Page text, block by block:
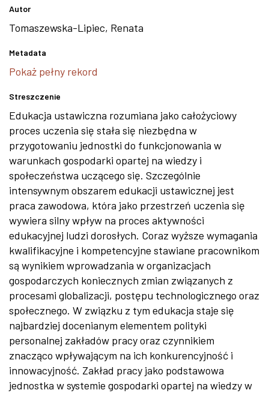
Autor
Tomaszewska-Lipiec, Renata
Metadata
Pokaż pełny rekord
Streszczenie
Edukacja ustawiczna rozumiana jako całożyciowy
proces uczenia się stała się niezbędna w
przygotowaniu jednostki do funkcjonowania w
warunkach gospodarki opartej na wiedzy i
społeczeństwa uczącego się. Szczególnie
intensywnym obszarem edukacji ustawicznej jest
praca zawodowa, która jako przestrzeń uczenia się
wywiera silny wpływ na proces aktywności
edukacyjnej ludzi dorosłych. Coraz wyższe wymagania
kwalifikacyjne i kompetencyjne stawiane pracownikom
są wynikiem wprowadzania w organizacjach
gospodarczych koniecznych zmian związanych z
procesami globalizacji, postępu technologicznego oraz
społecznego. W związku z tym edukacja staje się
najbardziej docenianym elementem polityki
personalnej zakładów pracy oraz czynnikiem
znacząco wpływającym na ich konkurencyjność i
innowacyjność. Zakład pracy jako podstawowa
jednostka w systemie gospodarki opartej na wiedzy w